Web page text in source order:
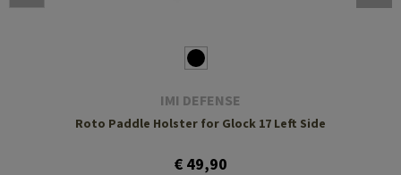
IMI DEFENSE
Roto Paddle Holster for Glock 17 Left Side
€ 49,90